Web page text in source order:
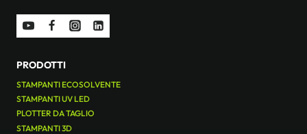
PRODOTTI
STAMPANTI ECOSOLVENTE
STAMPANTI UV LED
PLOTTER DA TAGLIO
STAMPANTI 3D